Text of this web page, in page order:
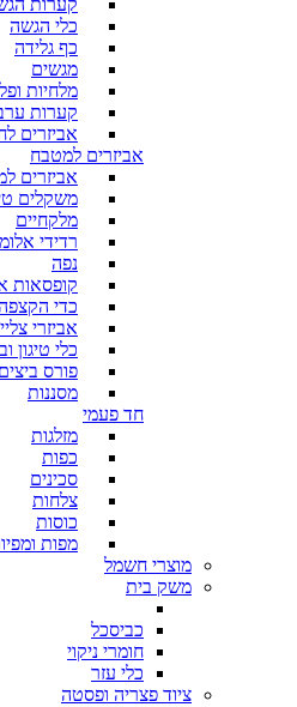
קערות
כלי הגשה
כף גלידה
מגשים
מלחיות
קערות
אביזרים
אביזרים למטבח
אביזרים
משקלים
מלקחיים
רדידי
נפה
קופסאות
כדי
אביזרי
כלי טיגון
פורס ביצים
מסננות
חד פעמי
מזלגות
כפות
סכינים
צלחות
כוסות
מפות
מוצרי חשמל
משק בית
כביסכל
חומרי ניקוי
כלי עזר
ציוד פצריה ופסטה